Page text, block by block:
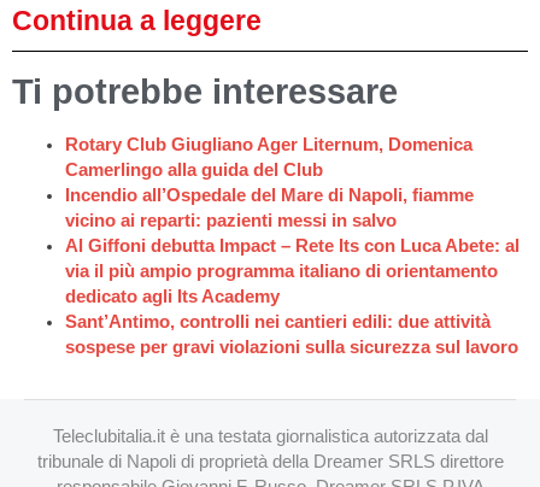
Continua a leggere
Ti potrebbe interessare
Rotary Club Giugliano Ager Liternum, Domenica
Camerlingo alla guida del Club
Incendio all’Ospedale del Mare di Napoli, fiamme
vicino ai reparti: pazienti messi in salvo
Al Giffoni debutta Impact – Rete Its con Luca Abete: al
via il più ampio programma italiano di orientamento
dedicato agli Its Academy
Sant’Antimo, controlli nei cantieri edili: due attività
sospese per gravi violazioni sulla sicurezza sul lavoro
Teleclubitalia.it è una testata giornalistica autorizzata dal
tribunale di Napoli di proprietà della Dreamer SRLS direttore